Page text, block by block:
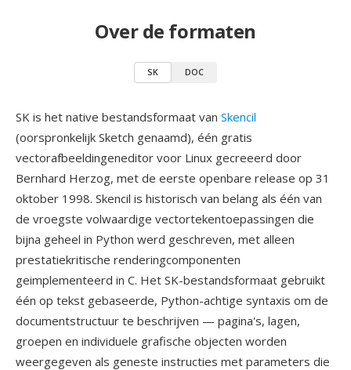
Over de formaten
SK DOC
SK is het native bestandsformaat van Skencil
(oorspronkelijk Sketch genaamd), één gratis
vectorafbeeldingeneditor voor Linux gecreeerd door
Bernhard Herzog, met de eerste openbare release op 31
oktober 1998. Skencil is historisch van belang als één van
de vroegste volwaardige vectortekentoepassingen die
bijna geheel in Python werd geschreven, met alleen
prestatiekritische renderingcomponenten
geimplementeerd in C. Het SK-bestandsformaat gebruikt
één op tekst gebaseerde, Python-achtige syntaxis om de
documentstructuur te beschrijven — pagina's, lagen,
groepen en individuele grafische objecten worden
weergegeven als geneste instructies met parameters die